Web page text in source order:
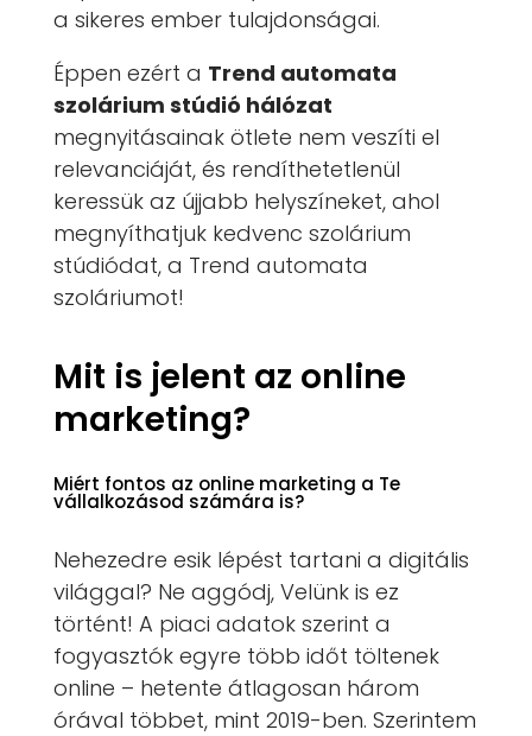
a sikeres ember tulajdonságai.
Éppen ezért a Trend automata
szolárium stúdió hálózat
megnyitásainak ötlete nem veszíti el
relevanciáját, és rendíthetetlenül
keressük az újjabb helyszíneket, ahol
megnyíthatjuk kedvenc szolárium
stúdiódat, a Trend automata
szoláriumot!
Mit is jelent az online
marketing?
Miért fontos az online marketing a Te
vállalkozásod számára is?
Nehezedre esik lépést tartani a digitális
világgal? Ne aggódj, Velünk is ez
történt! A piaci adatok szerint a
fogyasztók egyre több időt töltenek
online – hetente átlagosan három
órával többet, mint 2019-ben. Szerintem